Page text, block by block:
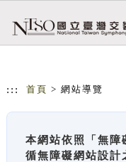
::: 首頁 > 網站導覽
本網站依照「無障
循無障礙網站設